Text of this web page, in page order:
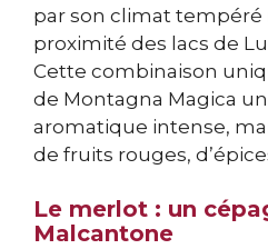
par son climat tempéré
proximité des lacs de
Cette combinaison
de Montagna Magica
aromatique intense,
de fruits rouges,
Le merlot : un
Malcantone